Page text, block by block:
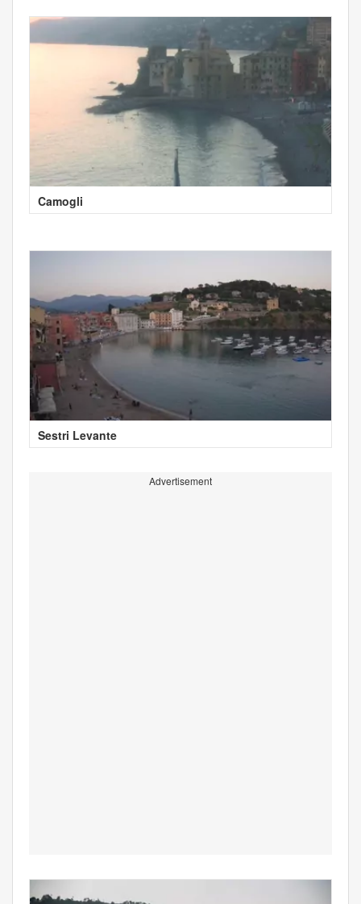
Camogli
Sestri Levante
Advertisement